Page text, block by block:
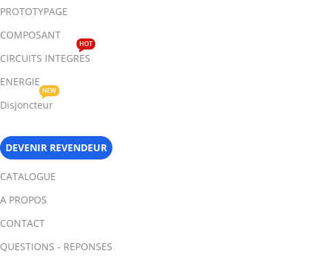
PROTOTYPAGE
COMPOSANT
CIRCUITS INTEGRES
HOT
ENERGIE
Disjoncteur
NEW
DEVENIR REVENDEUR
CATALOGUE
A PROPOS
CONTACT
QUESTIONS - REPONSES